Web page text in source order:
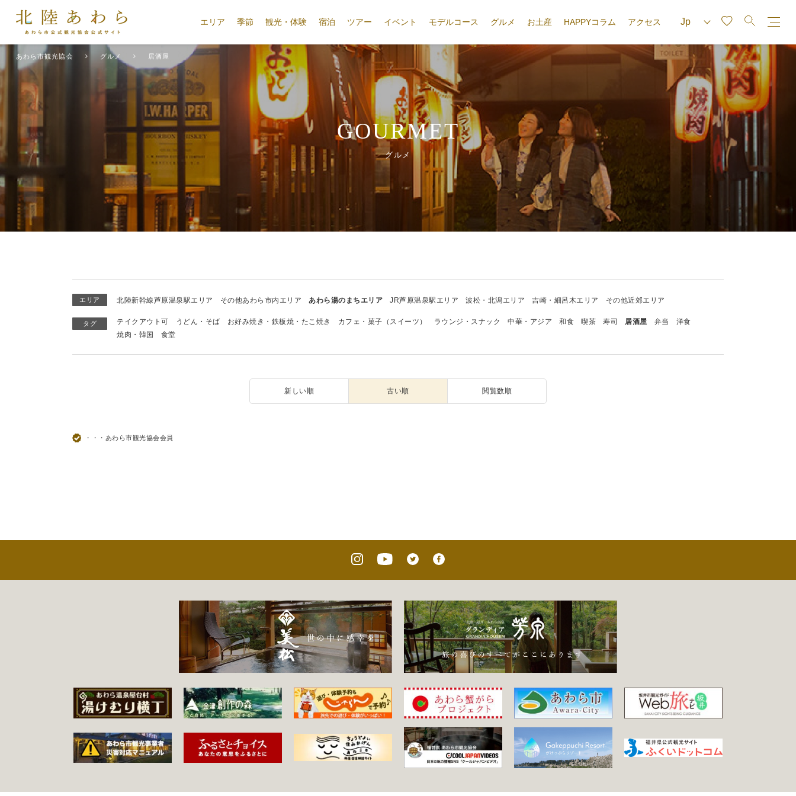
エリア 季節 観光・体験 宿泊 ツアー イベント モデルコース グルメ お土産 HAPPYコラム アクセス
あわら市観光協会 グルメ 居酒屋
GOURMET
グルメ
エリア 北陸新幹線芦原温泉駅エリア その他あわら市内エリア あわら湯のまちエリア JR芦原温泉駅エリア 波松・北潟エリア 吉崎・細呂木エリア その他近郊エリア
タグ テイクアウト可 うどん・そば お好み焼き・鉄板焼・たこ焼き カフェ・菓子（スイーツ） ラウンジ・スナック 中華・アジア 和食 喫茶 寿司 居酒屋 弁当
洋食
焼肉・韓国
食堂
新しい順 古い順 閲覧数順
・・・あわら市観光協会会員